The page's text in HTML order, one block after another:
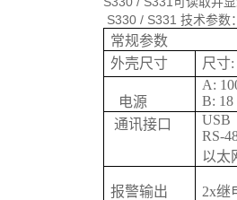
S330 / S331 技术参数
常规参数
外壳尺寸
尺寸:
电源
A:
B: 18
通讯接口
USB
RS-
以太
报警输出 2x继